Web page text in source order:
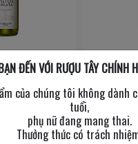
Altos
/ 14%
ĐẾN VỚI RƯỢU TÂY CHÍNH
của chúng tôi không dành
tuổi,
phụ nữ đang mang thai.
Thưởng thức có trách